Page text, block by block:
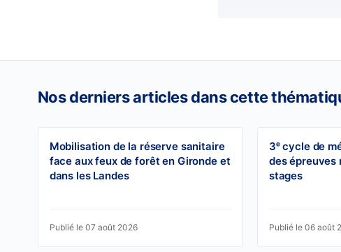
Nos derniers articles dans cette
Mobilisation de la réserve sanitaire
face aux feux de forêt en Gironde et
dans les Landes
Publié le 07 août 2026
3ᵉ cycle de
des épreuves
stages
Publié le 06 août